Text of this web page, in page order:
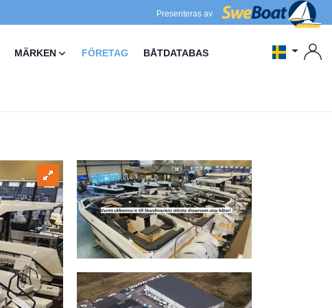
Presenteras av
MÄRKEN FÖRETAG BÅTDATABAS